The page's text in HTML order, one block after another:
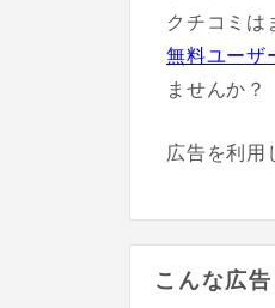
クチコミは
無料ユーザ
ませんか？
広告を利用
こんな広